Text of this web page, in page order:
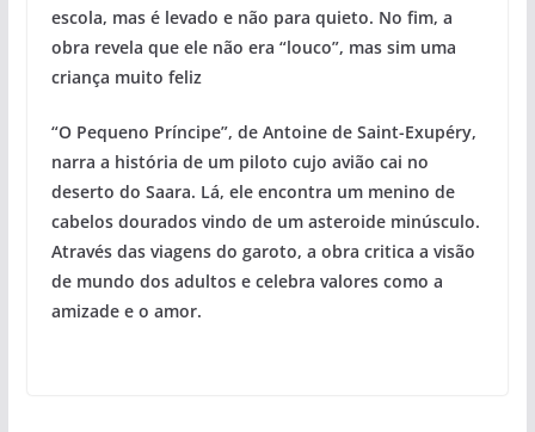
escola, mas é levado e não para quieto. No fim, a
obra revela que ele não era “louco”, mas sim uma
criança muito feliz
“O Pequeno Príncipe”, de Antoine de Saint-Exupéry,
narra a história de um piloto cujo avião cai no
deserto do Saara. Lá, ele encontra um menino de
cabelos dourados vindo de um asteroide minúsculo.
Através das viagens do garoto, a obra critica a visão
de mundo dos adultos e celebra valores como a
amizade e o amor.